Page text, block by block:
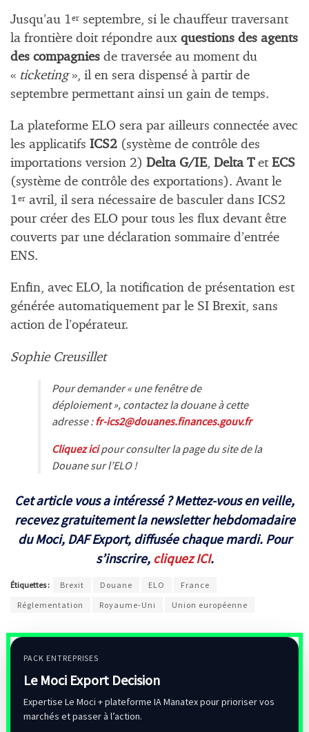
Jusqu’au 1er septembre, si le chauffeur traversant
la frontière doit répondre aux questions des agents
des compagnies de traversée au moment du
« ticketing », il en sera dispensé à partir de
septembre permettant ainsi un gain de temps.
La plateforme ELO sera par ailleurs connectée avec
les applicatifs ICS2 (système de contrôle des
importations version 2) Delta G/IE, Delta Tet ECS
(système de contrôle des exportations). Avant le
1er avril, il sera nécessaire de basculer dans ICS2
pour créer des ELO pour tous les flux devant être
couverts par une déclaration sommaire d’entrée
ENS.
Enfin, avec ELO, la notification de présentation est
générée automatiquement par le SI Brexit, sans
action de l’opérateur.
Sophie Creusillet
Pour demander « une fenêtre de
déploiement », contactez la douane à cette
adresse :fr-ics2@douanes.finances.gouv.fr
Cliquez icipour consulter la page du site de la
Douane sur l’ELO !
Cet article vous a intéressé ? Mettez-vous en veille,
recevez gratuitement la newsletter hebdomadaire
du Moci, DAF Export, diffusée chaque mardi. Pour
s’inscrire, cliquez ICI.
Étiquettes : Brexit Douane ELO
France
Réglementation
Royaume-Uni Union européenne
PACK ENTREPRISES
Le Moci Export Decision
Expertise Le Moci + plateforme IA Manatex pour prioriser vos
marchés et passer à l’action.